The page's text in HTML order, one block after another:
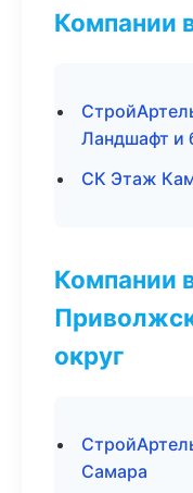
Компании
Ландшафт и
СК Этаж
Компании
округ
Самара